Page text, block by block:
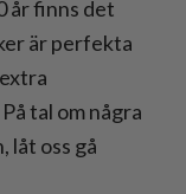
år finns det
är perfekta
tal om några
låt oss gå